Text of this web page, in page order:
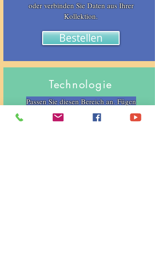
oder verbinden Sie Daten aus Ihrer
Kollektion.
Bestellen
Technologie
Passen Sie diesen Bereich an. Fügen
Sie Bilder, Texte und Links hinzu
oder verbinden Sie Daten aus Ihrer